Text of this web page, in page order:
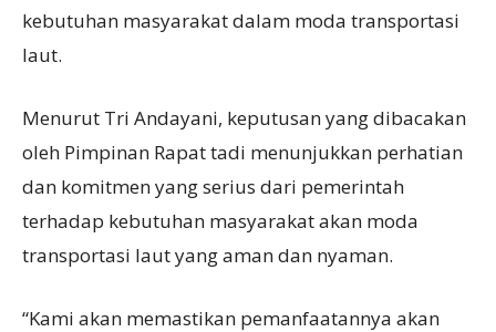
kebutuhan masyarakat dalam moda transportasi
laut.
Menurut Tri Andayani, keputusan yang dibacakan
oleh Pimpinan Rapat tadi menunjukkan perhatian
dan komitmen yang serius dari pemerintah
terhadap kebutuhan masyarakat akan moda
transportasi laut yang aman dan nyaman.
“Kami akan memastikan pemanfaatannya akan